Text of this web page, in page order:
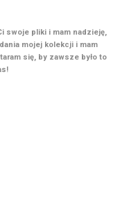
swoje pliki i mam nadzieję,
mojej kolekcji i mam
się, by zawsze było to